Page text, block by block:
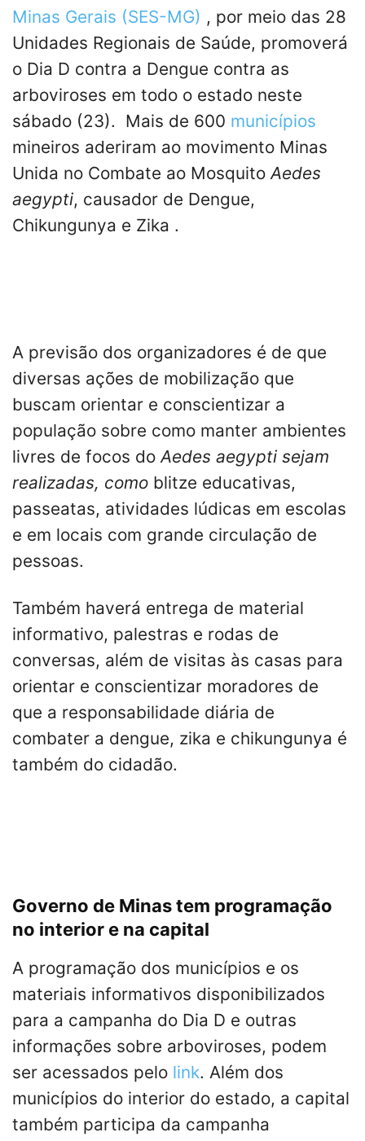
Minas Gerais (SES-MG) , por meio das 28
Unidades Regionais de Saúde, promoverá
o Dia D contra a Dengue contra as
arboviroses em todo o estado neste
sábado (23). Mais de 600 municípios
mineiros aderiram ao movimento Minas
Unida no Combate ao MosquitoAedes
aegypti, causador de Dengue,
Chikungunya e Zika .
A previsão dos organizadores é de que
diversas ações de mobilização que
buscam orientar e conscientizar a
população sobre como manter ambientes
livres de focos doAedes aegypti sejam
realizadas, como blitze educativas,
passeatas, atividades lúdicas em escolas
e em locais com grande circulação de
pessoas.
Também haverá entrega de material
informativo, palestras e rodas de
conversas, além de visitas às casas para
orientar e conscientizar moradores de
que a responsabilidade diária de
combater a dengue, zika e chikungunya é
também do cidadão.
Governo de Minas tem programação
no interior e na capital
A programação dos municípios e os
materiais informativos disponibilizados
para a campanha do Dia D e outras
informações sobre arboviroses, podem
ser acessados pelo link. Além dos
municípios do interior do estado, a capital
também participa da campanha